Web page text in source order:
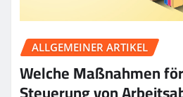
ALLGEMEINER ARTIKEL
Welche Maßnahmen